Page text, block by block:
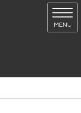
MENU